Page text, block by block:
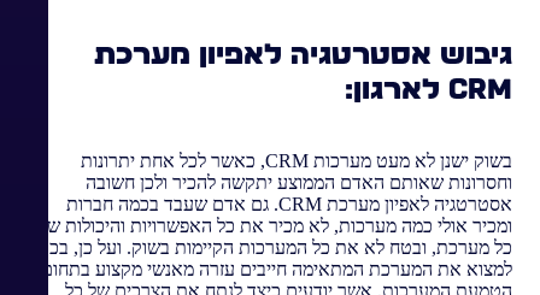
גיבוש אסטרטגיה לאפיון מערכת
CRM לארגון:
בשוק ישנן לא מעט מערכות CRM, כאשר לכל אחת יתרונות
וחסרונות שאותם האדם הממוצע יתקשה להכיר ולכן חשובה
אסטרטגיה לאפיון מערכת CRM. גם אדם שעבד בכמה חברות
ומכיר אולי כמה מערכות, לא מכיר את כל האפשרויות והיכולות של
כל מערכת, ובטח לא את כל המערכות הקיימות בשוק. ועל כן, בכדי
למצוא את המערכת המתאימה חייבים עזרה מאנשי מקצוע בתחום